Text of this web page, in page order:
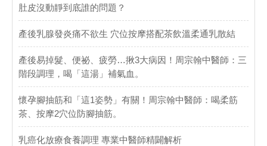
肚皮沒動靜到底誰的問題？
產後乳腺發炎痛不欲生 穴位按摩搭配茶飲溫柔通乳散結
產後易掉髮、便祕、疲勞…揪3大病因！周宗翰中醫師：三
階段調理，喝「這湯」補氣血。
懷孕腳抽筋和「這1姿勢」有關！周宗翰中醫師：喝柔筋
茶、按摩2穴位防腳抽筋。
乳癌化放療食養調理 專業中醫師精闢解析